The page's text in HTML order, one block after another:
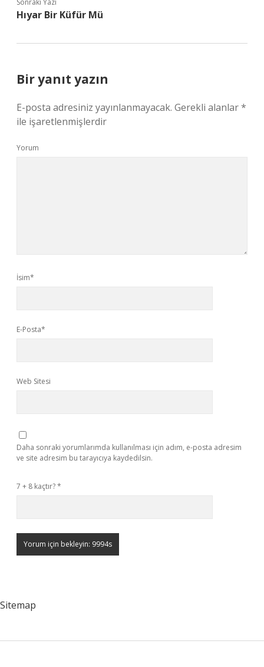
Sonraki Yazı
Hıyar Bir Küfür Mü
Bir yanıt yazın
E-posta adresiniz yayınlanmayacak. Gerekli alanlar*
ile işaretlenmişlerdir
Yorum
İsim*
E-Posta*
Web Sitesi
Daha sonraki yorumlarımda kullanılması için adım, e-posta adresim
ve site adresim bu tarayıcıya kaydedilsin.
7 + 8 kaçtır?*
Sitemap